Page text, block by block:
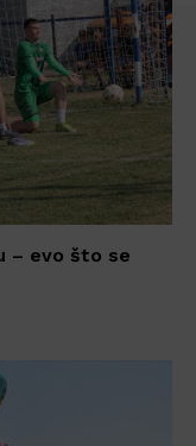
– evo što se